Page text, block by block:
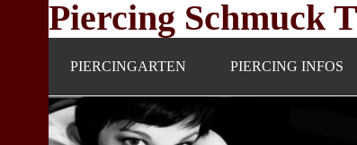
Piercing Schmuck
PIERCINGARTEN PIERCING INFOS